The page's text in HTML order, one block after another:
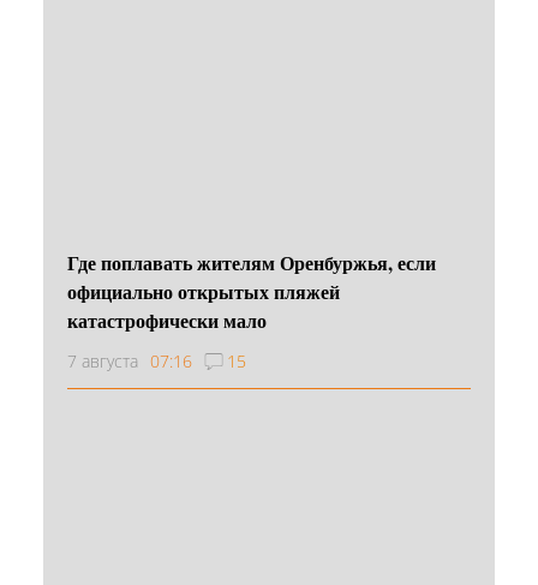
Где поплавать жителям Оренбуржья, если
официально открытых пляжей
катастрофически мало
7 августа 07:16 15